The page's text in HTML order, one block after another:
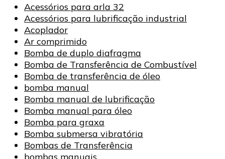
Acessórios para arla 32
Acessórios para lubrificação industrial
Acoplador
Ar comprimido
Bomba de duplo diafragma
Bomba de Transferência de Combustível
Bomba de transferência de óleo
bomba manual
Bomba manual de lubrificação
Bomba manual para óleo
Bomba para graxa
Bomba submersa vibratória
Bombas de Transferência
bombas manuais